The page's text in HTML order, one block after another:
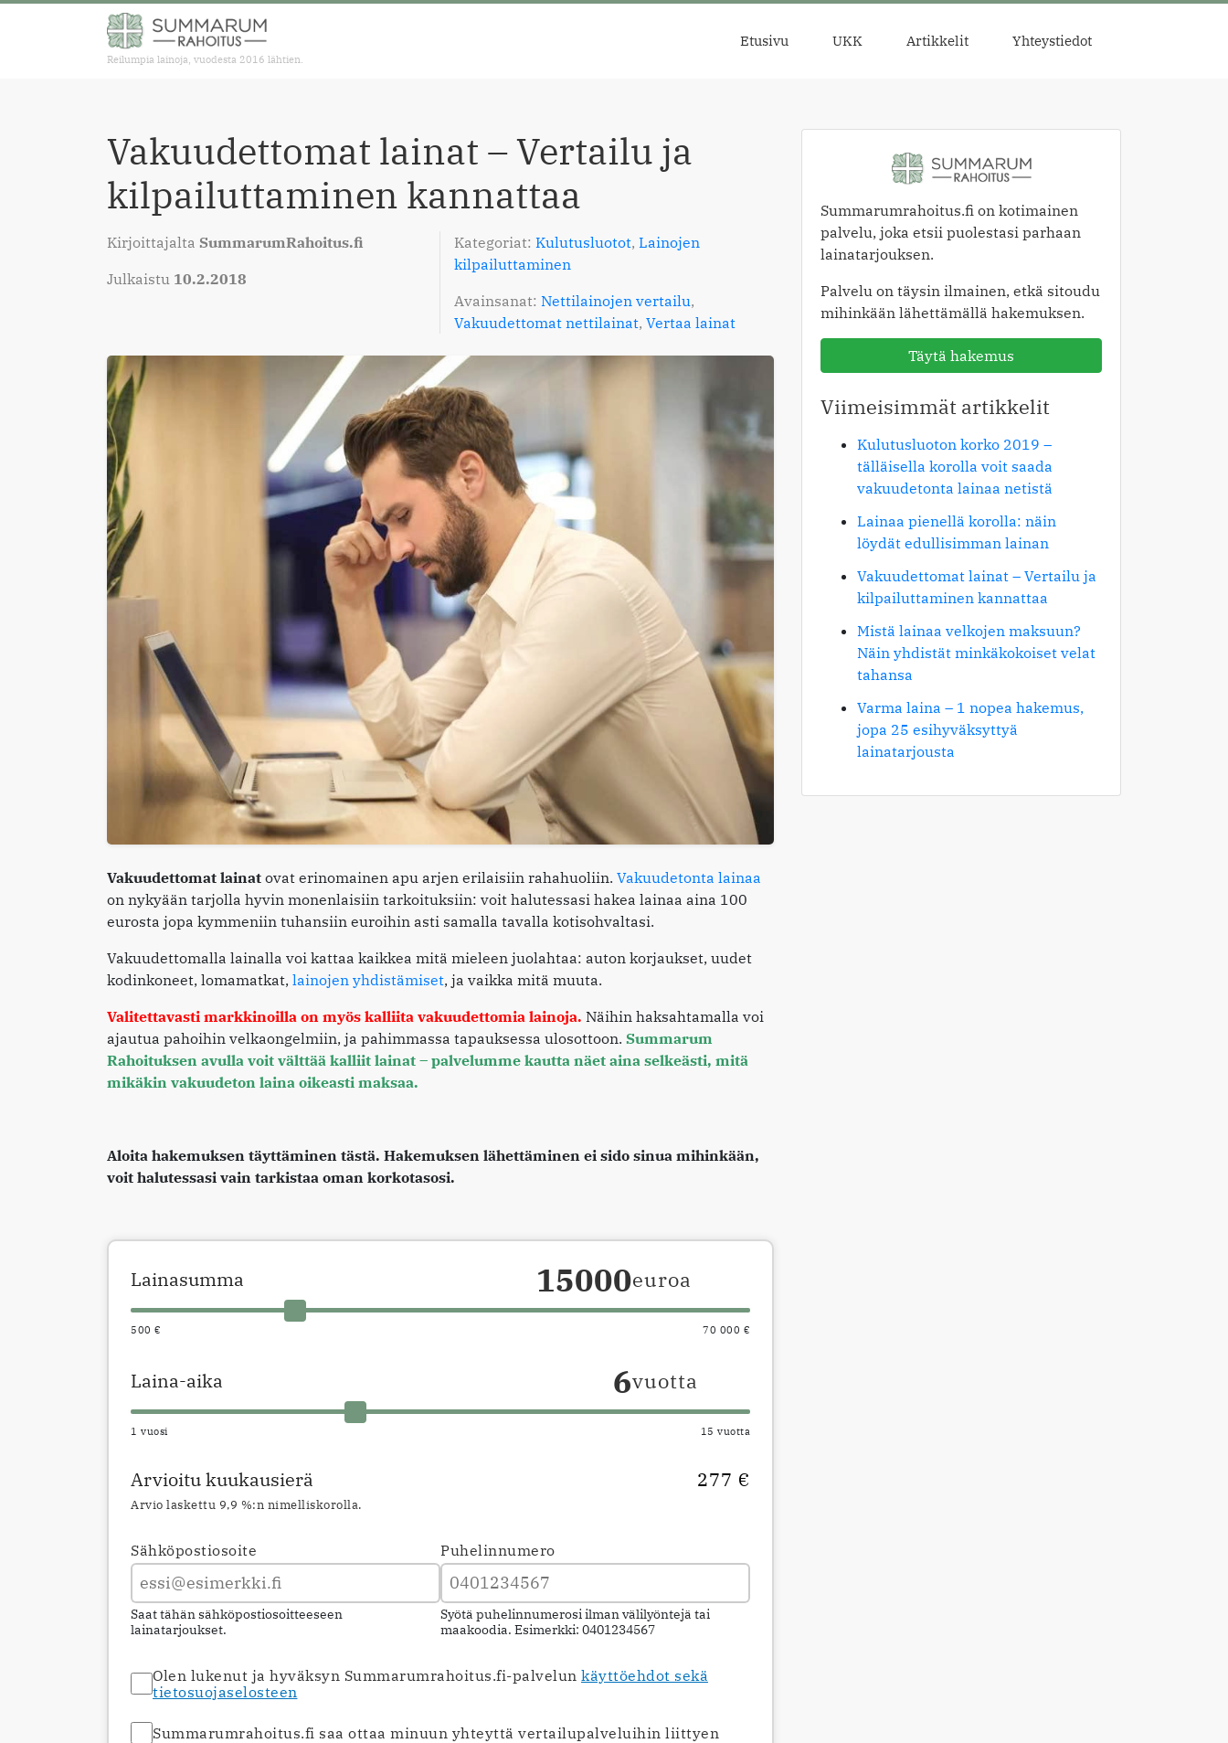
Reilumpia lainoja, vuodesta 2016 lähtien.
Etusivu UKK Artikkelit Yhteystiedot
Vakuudettomat lainat – Vertailu ja
kilpailuttaminen kannattaa
Kirjoittajalta SummarumRahoitus.fi
Julkaistu 10.2.2018
Kategoriat: Kulutusluotot, Lainojen
kilpailuttaminen
Avainsanat: Nettilainojen vertailu,
Vakuudettomat nettilainat, Vertaa lainat
Vakuudettomat lainat ovat erinomainen apu arjen erilaisiin rahahuoliin. Vakuudetonta lainaa
on nykyään tarjolla hyvin monenlaisiin tarkoituksiin: voit halutessasi hakea lainaa aina 100
eurosta jopa kymmeniin tuhansiin euroihin asti samalla tavalla kotisohvaltasi.
Vakuudettomalla lainalla voi kattaa kaikkea mitä mieleen juolahtaa: auton korjaukset, uudet
kodinkoneet, lomamatkat, lainojen yhdistämiset, ja vaikka mitä muuta.
Valitettavasti markkinoilla on myös kalliita vakuudettomia lainoja. Näihin haksahtamalla voi
ajautua pahoihin velkaongelmiin, ja pahimmassa tapauksessa ulosottoon. Summarum
Rahoituksen avulla voit välttää kalliit lainat – palvelumme kautta näet aina selkeästi, mitä
mikäkin vakuudeton laina oikeasti maksaa.
Aloita hakemuksen täyttäminen tästä. Hakemuksen lähettäminen ei sido sinua mihinkään,
voit halutessasi vain tarkistaa oman korkotasosi.
Lainasumma euroa
500 € 70 000 €
Laina-aika vuotta
1 vuosi 15 vuotta
Arvioitu kuukausierä 277 €
Arvio laskettu 9,9 %:n nimelliskorolla.
Sähköpostiosoite
Saat tähän sähköpostiosoitteeseen
lainatarjoukset.
Puhelinnumero
Syötä puhelinnumerosi ilman välilyöntejä tai
maakoodia. Esimerkki: 0401234567
Olen lukenut ja hyväksyn Summarumrahoitus.fi-palvelun käyttöehdot sekä
tietosuojaselosteen
Summarumrahoitus.fi saa ottaa minuun yhteyttä vertailupalveluihin liittyen
Summarumrahoitus.fi on kotimainen
palvelu, joka etsii puolestasi parhaan
lainatarjouksen.
Palvelu on täysin ilmainen, etkä sitoudu
mihinkään lähettämällä hakemuksen.
Täytä hakemus
Viimeisimmät artikkelit
Kulutusluoton korko 2019 –
tälläisella korolla voit saada
vakuudetonta lainaa netistä
Lainaa pienellä korolla: näin
löydät edullisimman lainan
Vakuudettomat lainat – Vertailu ja
kilpailuttaminen kannattaa
Mistä lainaa velkojen maksuun?
Näin yhdistät minkäkokoiset velat
tahansa
Varma laina – 1 nopea hakemus,
jopa 25 esihyväksyttyä
lainatarjousta